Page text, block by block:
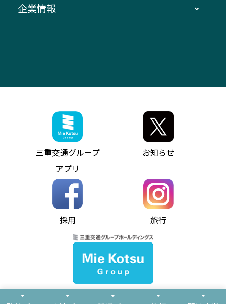
伊勢二見鳥羽周遊バスCANばす
「みえブルーライン」（三重大学病院直通バ
神都ライナー
ミジュマルのラッピングバス（鈴鹿管内）
参宮バス
神都バス
パールシャトル
バス情報の見える化
コミュニティバス
バス・タクシー交通広告
異常事態発生時のお願い
桑名・長島温泉・金城ふ頭駅～中部国際空港
（休止中）
お客様駐車場のご案内
アイコンの説明
インターネット予約
よくあるご質問
お問い合わせ
美し国周遊ばす
自家用自動車車両運行管理
ザ・バスコレクション三重交通バスセット
三重交通公式グッズ
企業情報
ファンコーナー
お問い合わせ
お知らせ・最新情報一覧
ニュースリリース
お問い合わせ
個人情報保護方針
ソーシャルメディア運用ポリシー
ホームページのご利用にあたって
Notes for Using this Website
サイトマップ
三重交通グループ
アプリ
お知らせ
採用 旅行
© Mie Kotsu Co.,Ltd.